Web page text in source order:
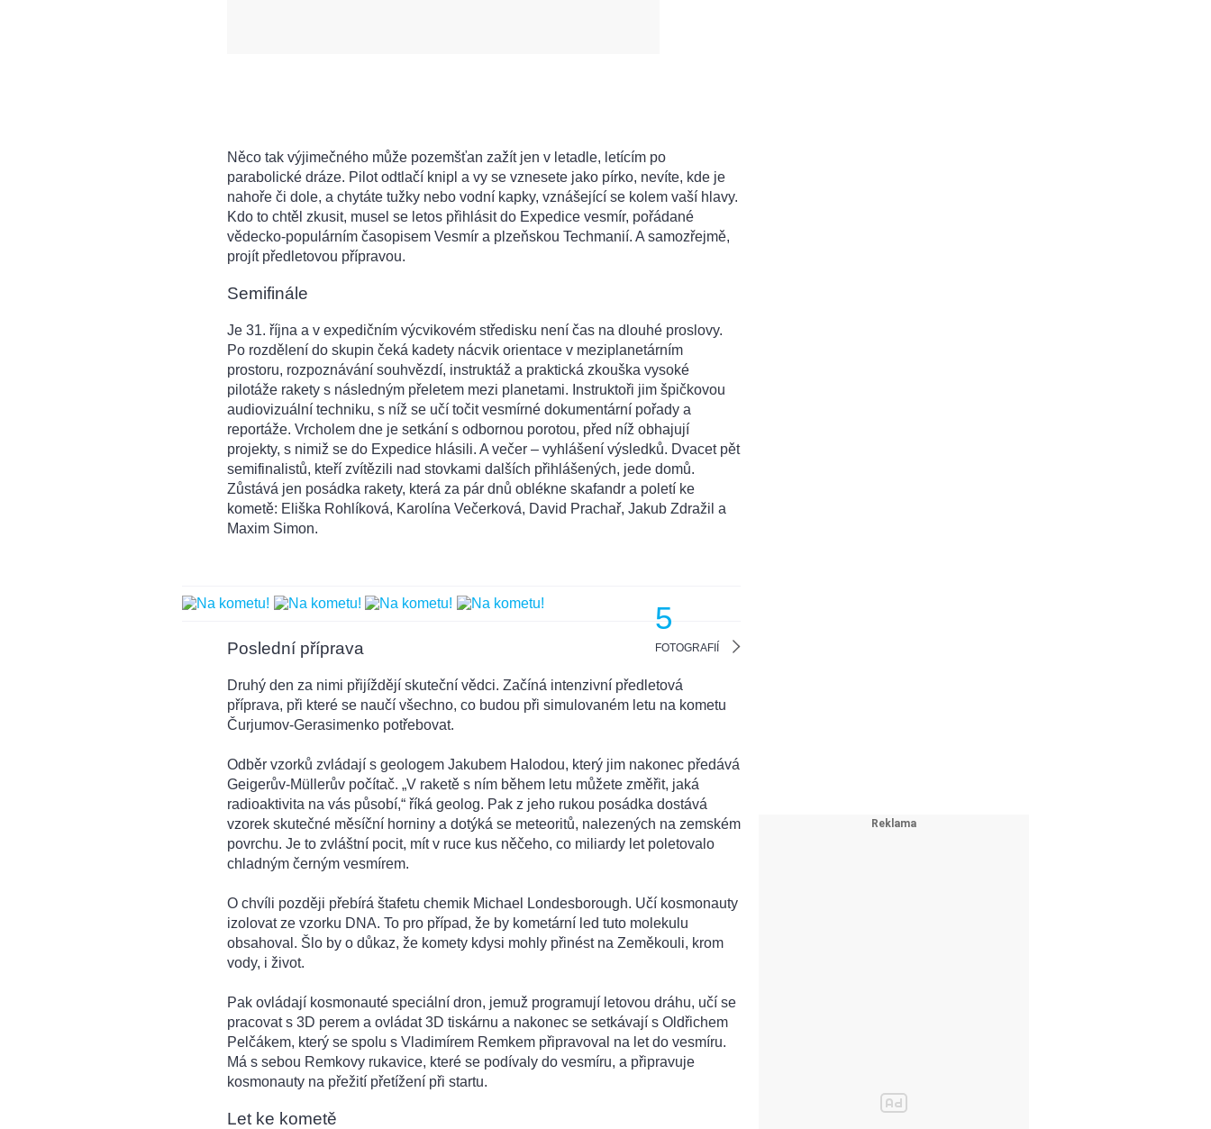
Něco tak výjimečného může pozemšťan zažít jen v letadle, letícím po
parabolické dráze. Pilot odtlačí knipl a vy se vznesete jako pírko, nevíte, kde je
nahoře či dole, a chytáte tužky nebo vodní kapky, vznášející se kolem vaší hlavy.
Kdo to chtěl zkusit, musel se letos přihlásit do Expedice vesmír, pořádané
vědecko-populárním časopisem Vesmír a plzeňskou Techmanií. A samozřejmě,
projít předletovou přípravou.
Semifinále
Je 31. října a v expedičním výcvikovém středisku není čas na dlouhé proslovy.
Po rozdělení do skupin čeká kadety nácvik orientace v meziplanetárním
prostoru, rozpoznávání souhvězdí, instruktáž a praktická zkouška vysoké
pilotáže rakety s následným přeletem mezi planetami. Instruktoři jim špičkovou
audiovizuální techniku, s níž se učí točit vesmírné dokumentární pořady a
reportáže. Vrcholem dne je setkání s odbornou porotou, před níž obhajují
projekty, s nimiž se do Expedice hlásili. A večer – vyhlášení výsledků. Dvacet pět
semifinalistů, kteří zvítězili nad stovkami dalších přihlášených, jede domů.
Zůstává jen posádka rakety, která za pár dnů oblékne skafandr a poletí ke
kometě: Eliška Rohlíková, Karolína Večerková, David Prachař, Jakub Zdražil a
Maxim Simon.
5
FOTOGRAFIÍ
Poslední příprava
Druhý den za nimi přijíždějí skuteční vědci. Začíná intenzivní předletová
příprava, při které se naučí všechno, co budou při simulovaném letu na kometu
Čurjumov-Gerasimenko potřebovat.
Odběr vzorků zvládají s geologem Jakubem Halodou, který jim nakonec předává
Geigerův-Müllerův počítač. „V raketě s ním během letu můžete změřit, jaká
radioaktivita na vás působí,“ říká geolog. Pak z jeho rukou posádka dostává
vzorek skutečné měsíční horniny a dotýká se meteoritů, nalezených na zemském
povrchu. Je to zvláštní pocit, mít v ruce kus něčeho, co miliardy let poletovalo
chladným černým vesmírem.
O chvíli později přebírá štafetu chemik Michael Londesborough. Učí kosmonauty
izolovat ze vzorku DNA. To pro případ, že by kometární led tuto molekulu
obsahoval. Šlo by o důkaz, že komety kdysi mohly přinést na Zeměkouli, krom
vody, i život.
Pak ovládají kosmonauté speciální dron, jemuž programují letovou dráhu, učí se
pracovat s 3D perem a ovládat 3D tiskárnu a nakonec se setkávají s Oldřichem
Pelčákem, který se spolu s Vladimírem Remkem připravoval na let do vesmíru.
Má s sebou Remkovy rukavice, které se podívaly do vesmíru, a připravuje
kosmonauty na přežití přetížení při startu.
Let ke kometě